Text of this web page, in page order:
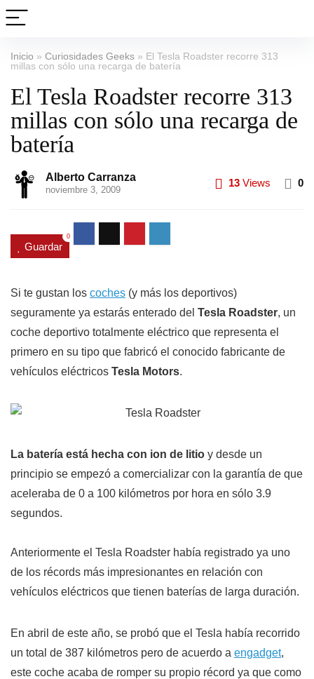
Inicio » Curiosidades Geeks » El Tesla Roadster recorre 313
millas con sólo una recarga de batería
El Tesla Roadster recorre 313
millas con sólo una recarga de
batería
Alberto Carranza
noviembre 3, 2009
13 Views 0
Guardar
0
Si te gustan los coches (y más los deportivos)
seguramente ya estarás enterado del Tesla Roadster, un
coche deportivo totalmente eléctrico que representa el
primero en su tipo que fabricó el conocido fabricante de
vehículos eléctricos Tesla Motors.
La batería está hecha con ion de litio y desde un
principio se empezó a comercializar con la garantía de que
aceleraba de 0 a 100 kilómetros por hora en sólo 3.9
segundos.
Anteriormente el Tesla Roadster había registrado ya uno
de los récords más impresionantes en relación con
vehículos eléctricos que tienen baterías de larga duración.
En abril de este año, se probó que el Tesla había recorrido
un total de 387 kilómetros pero de acuerdo a engadget,
este coche acaba de romper su propio récord ya que como